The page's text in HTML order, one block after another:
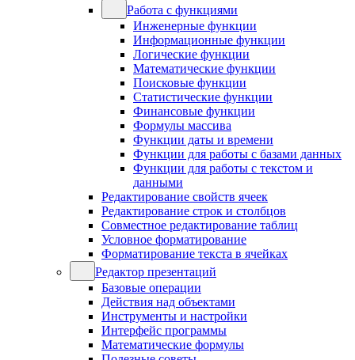
Работа с функциями
Инженерные функции
Информационные функции
Логические функции
Математические функции
Поисковые функции
Статистические функции
Финансовые функции
Формулы массива
Функции даты и времени
Функции для работы с базами данных
Функции для работы с текстом и
данными
Редактирование свойств ячеек
Редактирование строк и столбцов
Совместное редактирование таблиц
Условное форматирование
Форматирование текста в ячейках
Редактор презентаций
Базовые операции
Действия над объектами
Инструменты и настройки
Интерфейс программы
Математические формулы